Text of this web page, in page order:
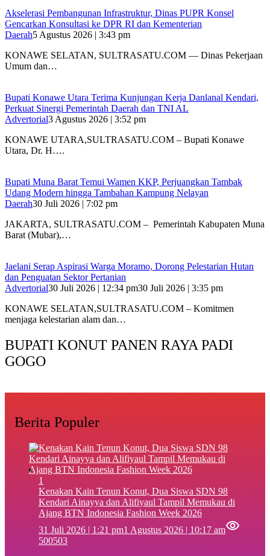
Akselerasi Pembangunan Infrastruktur, Dinas PUPR Konsel
Gencarkan Konsultasi ke DPR RI dan Kementerian
Daerah5 Agustus 2026 | 3:43 pm
KONAWE SELATAN, SULTRASATU.COM — Dinas Pekerjaan
Umum dan…
Bupati Konawe Utara Terima Kunjungan Kerja Danlanal Kendari,
Perkuat Sinergi Pemerintah Daerah dan TNI AL
Advertorial3 Agustus 2026 | 3:52 pm
‎KONAWE UTARA,SULTRASATU.COM – Bupati Konawe
Utara, Dr. H….
‎Bupati Muna Barat Temui Wamen KKP, Perjuangkan Tambak
Udang Modern hingga Tambahan Kampung Nelayan
Daerah30 Juli 2026 | 7:02 pm
‎JAKARTA, SULTRASATU.COM – Pemerintah Kabupaten Muna
Barat (Mubar),…
Jaelani Serap Aspirasi Warga Moramo, Dorong Pelestarian Hutan
dan Penguatan Sektor Pertanian
Advertorial30 Juli 2026 | 12:34 pm30 Juli 2026 | 3:35 pm
KONAWE SELATAN,SULTRASATU.COM – Komitmen
menjaga kelestarian alam dan…
BUPATI KONUT PANEN RAYA PADI
GOGO
Berita Populer
1
‎Kenakan Kain Tenun Konut, Dua Siswa SDN 98
Kendari Ainayya dan Alifiyaul Tampil Memukau di
Ajang BTN Indonesia Fashion Week 2026
31 Juli 2026 | 1:21 pm1 Agustus 2026 | 10:17 am
500503